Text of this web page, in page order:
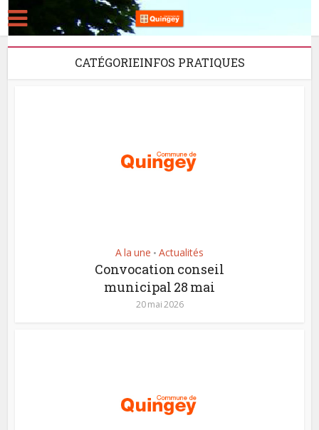
CATÉGORIEINFOS PRATIQUES
A la une • Actualités
Convocation conseil
municipal 28 mai
20 mai 2026